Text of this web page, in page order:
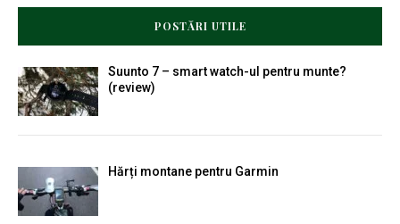
POSTĂRI UTILE
Suunto 7 – smart watch-ul pentru munte?
(review)
Hărți montane pentru Garmin